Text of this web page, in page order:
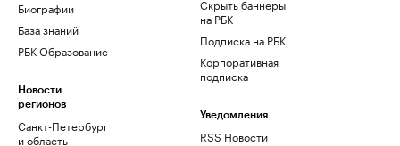
Биографии
База знаний
РБК Образование
Новости
регионов
Санкт-Петербург
и область
Скрыть баннеры
на РБК
Подписка на РБК
Корпоративная
подписка
Уведомления
RSS Новости